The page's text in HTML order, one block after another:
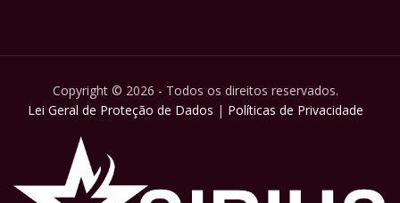
Copyright © 2026 - Todos os direitos reservados.
Lei Geral de Proteção de Dados | Políticas de Privacidade